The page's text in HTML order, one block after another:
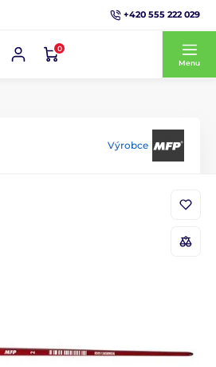
+420 555 222 029
0
Menu
Výrobce